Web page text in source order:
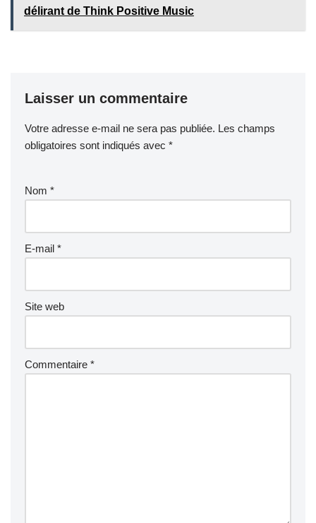
délirant de Think Positive Music
Laisser un commentaire
Votre adresse e-mail ne sera pas publiée. Les champs
obligatoires sont indiqués avec *
Nom *
E-mail *
Site web
Commentaire *